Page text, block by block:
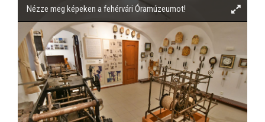
Nézze meg képeken a fehérvári Óramúzeumot!